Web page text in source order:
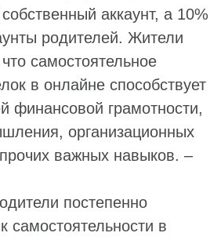
аккаунт, а 10%
родителей. Жители
самостоятельное
в онлайне способствует
финансовой грамотности,
организационных
важных навыков. –
постепенно
самостоятельности в